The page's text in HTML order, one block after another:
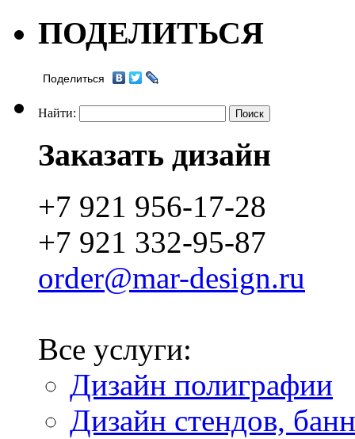
ПОДЕЛИТЬСЯ
Поделиться
Найти:
Заказать дизайн
+7 921 956-17-28
+7 921 332-95-87
order@mar-design.ru
Все услуги:
Дизайн полиграфии
Дизайн стендов,